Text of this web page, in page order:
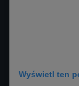
Wyświetl ten